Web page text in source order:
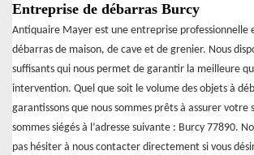
Entreprise de débarras Burcy
Antiquaire Mayer est une entreprise professionnelle
débarras de maison, de cave et de grenier. Nous
suffisants qui nous permet de garantir la meilleure
intervention. Quel que soit le volume des objets à
garantissons que nous sommes prêts à assurer votre
sommes siégés à l’adresse suivante : Burcy 77890.
pas hésiter à nous contacter directement si vous